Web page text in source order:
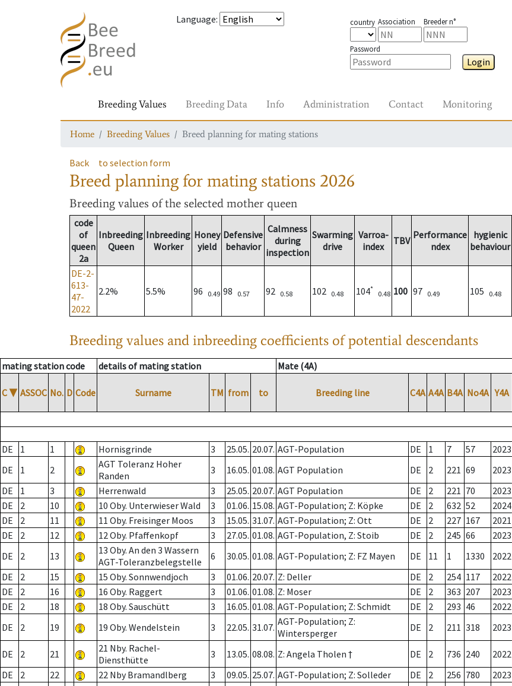
Language: country Association Breeder n°
Password
Login
Breeding Values Breeding Data Info Administration Contact Monitoring
Home Breeding Values Breed planning for mating stations
Back to selection form
Breed planning for mating stations 2026
Breeding values of the selected mother queen
code
of
queen
2a
Inbreeding
Queen
Inbreeding
Worker
Honey
yield
Defensive
behavior
Calmness
during
inspection
Swarming
drive
Varroa-
index
TBV Performance
ndex
hygienic
behaviour
DE-2-
613-
47-
2022
2.2% 5.5% 96 0.49 98 0.57 92 0.58 102 0.48 104*
0.48 100 97 0.49 105 0.48
Breeding values and inbreeding coefficients of potential descendants
mating station code details of mating station Mate (4A)
C ▼ ASSOC No. D Code Surname TM from to Breeding line C4A A4A B4A No4A Y4A
DE
1 1 Hornisgrinde 3 25.05. 20.07. AGT-Population DE 1 7 57 2023
DE
1 2
AGT Toleranz Hoher
Randen
3 16.05. 01.08. AGT Population DE 2 221 69 2023
DE
1 3 Herrenwald 3 25.05. 20.07. AGT Population DE 2 221 70 2023
DE
2 10 10 Oby. Unterwieser Wald 3 01.06. 15.08. AGT-Population; Z: Köpke DE 2 632 52 2024
DE
2 11 11 Oby. Freisinger Moos 3 15.05. 31.07. AGT-Population; Z: Ott DE 2 227 167 2021
DE
2 12 12 Oby. Pfaffenkopf 3 27.05. 01.08. AGT-Population, Z: Stoib DE 2 245 66 2023
DE
2 13
13 Oby. An den 3 Wassern
AGT-Toleranzbelegstelle
6 30.05. 01.08. AGT-Population; Z: FZ Mayen DE 11 1 1330 2022
DE
2 15 15 Oby. Sonnwendjoch 3 01.06. 20.07. Z: Deller DE 2 254 117 2022
DE
2 16 16 Oby. Raggert 3 01.06. 01.08. Z: Moser DE 2 363 207 2023
DE
2 18 18 Oby. Sauschütt 3 16.05. 01.08. AGT-Population; Z: Schmidt DE 2 293 46 2022
DE
2 19 19 Oby. Wendelstein 3 22.05. 31.07. AGT-Population; Z:
Wintersperger
DE 2 211 318 2023
DE 2 21
21 Nby. Rachel-
Diensthütte
3 13.05. 08.08. Z: Angela Tholen † DE 2 736 240 2022
DE
2 22 22 Nby Bramandlberg 3 09.05. 25.07. AGT-Population; Z: Solleder DE 2 256 780 2023